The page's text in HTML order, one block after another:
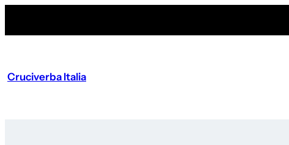
Cruciverba Italia